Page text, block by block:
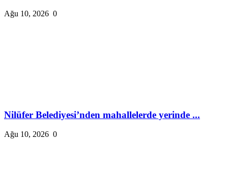
Ağu 10, 2026 0
Nilüfer Belediyesi’nden mahallelerde yerinde ...
Ağu 10, 2026 0